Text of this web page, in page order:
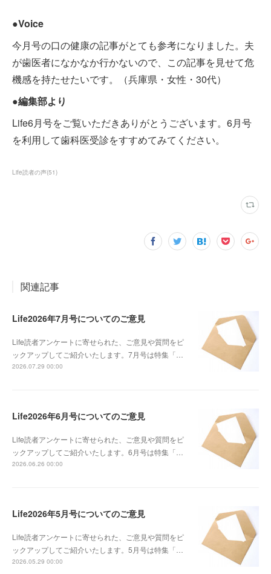
●Voice
今月号の口の健康の記事がとても参考になりました。夫
が歯医者になかなか行かないので、この記事を見せて危
機感を持たせたいです。（兵庫県・女性・30代）
●編集部より
Life6月号をご覧いただきありがとうございます。6月号
を利用して歯科医受診をすすめてみてください。
Life読者の声(51)
関連記事
Life2026年7月号についてのご意見
Life読者アンケートに寄せられた、ご意見や質問をピ
ックアップしてご紹介いたします。7月号は特集「…
2026.07.29 00:00
Life2026年6月号についてのご意見
Life読者アンケートに寄せられた、ご意見や質問をピ
ックアップしてご紹介いたします。6月号は特集「…
2026.06.26 00:00
Life2026年5月号についてのご意見
Life読者アンケートに寄せられた、ご意見や質問をピ
ックアップしてご紹介いたします。5月号は特集「…
2026.05.29 00:00